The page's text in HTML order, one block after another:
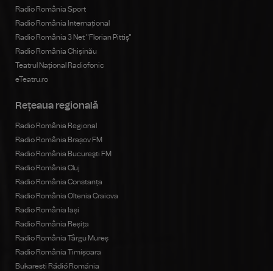
Radio România Sport
Radio România Internațional
Radio România 3 Net "Florian Pittiş"
Radio România Chișinău
Teatrul Național Radiofonic
eTeatru.ro
Rețeaua regională
Radio România Regional
Radio România Brașov FM
Radio România Bucureşti FM
Radio România Cluj
Radio România Constanța
Radio România Oltenia Craiova
Radio România Iași
Radio România Reșița
Radio România Târgu Mureș
Radio România Timișoara
Bukaresti Rádió Románia